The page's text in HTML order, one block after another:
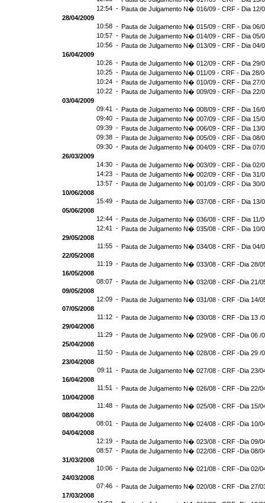
12:54 - Pauta de Julgamento N� 016/09 - CRF - Dia 12/
28/04/2009
10:58 - Pauta de Julgamento N� 015/09 - CRF - Dia 06/
10:57 - Pauta de Julgamento N� 014/09 - CRF - Dia 05/
10:56 - Pauta de Julgamento N� 013/09 - CRF - Dia 04/
16/04/2009
10:26 - Pauta de Julgamento N� 012/09 - CRF - Dia 29/
10:25 - Pauta de Julgamento N� 011/09 - CRF - Dia 28/
10:24 - Pauta de Julgamento N� 010/09 - CRF - Dia 27/
10:22 - Pauta de Julgamento N� 009/09 - CRF - Dia 22/
03/04/2009
09:41 - Pauta de Julgamento N� 008/09 - CRF - Dia 16/
09:40 - Pauta de Julgamento N� 007/09 - CRF - Dia 15/
09:39 - Pauta de Julgamento N� 006/09 - CRF - Dia 13/
09:38 - Pauta de Julgamento N� 005/09 - CRF - Dia 08/
09:30 - Pauta de Julgamento N� 004/09 - CRF - Dia 07/
26/03/2009
14:30 - Pauta de Julgamento N� 003/09 - CRF - Dia 02/
14:23 - Pauta de Julgamento N� 002/09 - CRF - Dia 31/
13:57 - Pauta de Julgamento N� 001/09 - CRF - Dia 30/
10/06/2008
15:49 - Pauta de Julgamento N� 037/08 - CRF - Dia 13/
05/06/2008
12:44 - Pauta de Julgamento N� 036/08 - CRF - Dia 11/
12:41 - Pauta de Julgamento N� 035/08 - CRF - Dia 10/
29/05/2008
11:55 - Pauta de Julgamento N� 034/08 - CRF - Dia 04/
22/05/2008
11:19 - Pauta de Julgamento N� 033/08 - CRF -Dia 28/
16/05/2008
08:07 - Pauta de Julgamento N� 032/08 - CRF -Dia 21/
09/05/2008
12:09 - Pauta de Julgamento N� 031/08 - CRF -Dia 14/
07/05/2008
11:12 - Pauta de Julgamento N� 030/08 - CRF -Dia 13 /
29/04/2008
11:29 - Pauta de Julgamento N� 029/08 - CRF -Dia 06 /
25/04/2008
11:50 - Pauta de Julgamento N� 028/08 - CRF -Dia 29 /
23/04/2008
09:11 - Pauta de Julgamento N� 027/08 - CRF -Dia 23/
16/04/2008
11:51 - Pauta de Julgamento N� 026/08 - CRF -Dia 22/
10/04/2008
11:48 - Pauta de Julgamento N� 025/08 - CRF -Dia 15/
08/04/2008
08:01 - Pauta de Julgamento N� 024/08 - CRF -Dia 10/
04/04/2008
12:19 - Pauta de Julgamento N� 023/08 - CRF -Dia 09/
08:57 - Pauta de Julgamento N� 022/08 - CRF -Dia 08/
31/03/2008
10:06 - Pauta de Julgamento N� 021/08 - CRF -Dia 02/
24/03/2008
07:46 - Pauta de Julgamento N� 020/08 - CRF -Dia 27/
17/03/2008